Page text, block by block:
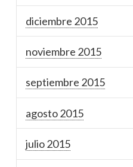
diciembre 2015
noviembre 2015
septiembre 2015
agosto 2015
julio 2015